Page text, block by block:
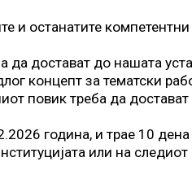
и останатите
достават до нашата
концепт за тематски
повик треба да
година, и трае 10
или на